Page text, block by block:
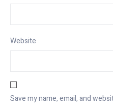
Website
Save my name, email, and